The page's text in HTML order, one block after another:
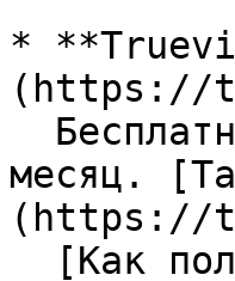
*
(https://
месяц.
(https://